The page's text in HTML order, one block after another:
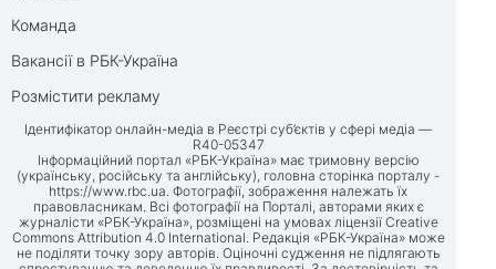
Команда
Вакансії в РБК-Україна
Розмістити рекламу
Ідентифікатор онлайн-медіа в Реєстрі суб’єктів у сфері медіа —
R40-05347
Інформаційний портал «РБК-Україна» має тримовну версію
(українську, російську та англійську), головна сторінка порталу -
https://www.rbc.ua. Фотографії, зображення належать їх
правовласникам. Всі фотографії на Порталі, авторами яких є
журналісти «РБК-Україна», розміщені на умовах ліцензії Creative
Commons Attribution 4.0 International. Редакція «РБК-Україна» може
не поділяти точку зору авторів. Оціночні судження не підлягають